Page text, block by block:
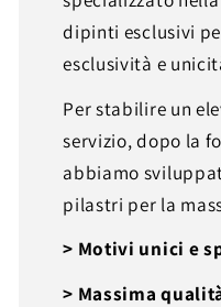
dipinti esclusivi
esclusività e
Per stabilire un
servizio, dopo la
abbiamo
pilastri per la
> Motivi unici e
> Massima